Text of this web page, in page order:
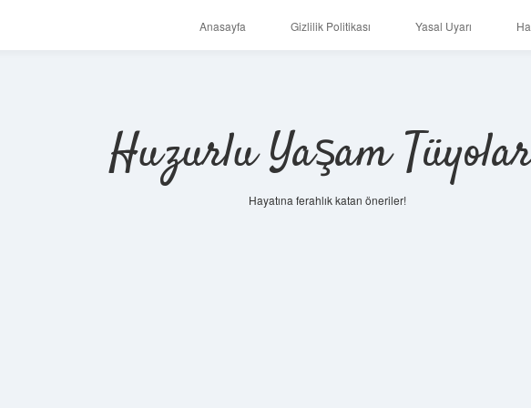
Anasayfa Gizlilik Politikası Yasal Uyarı
Huzurlu Yaşam
Hayatına ferahlık katan öneriler!